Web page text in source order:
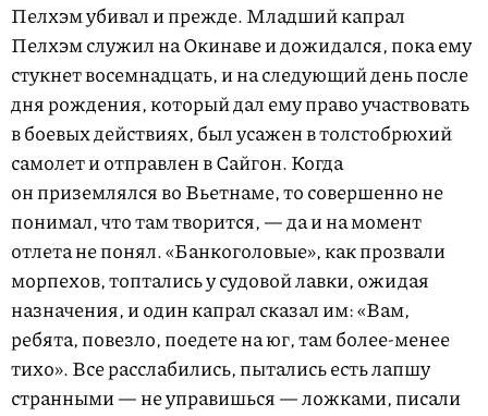
Пелхэм убивал и прежде. Младший капрал
Пелхэм служил на Окинаве и дожидался, пока ему
стукнет восемнадцать, и на следующий день после
дня рождения, который дал ему право участвовать
в боевых действиях, был усажен в толстобрюхий
самолет и отправлен в Сайгон. Когда
он приземлялся во Вьетнаме, то совершенно не
понимал, что там творится, — да и на момент
отлета не понял. «Банкоголовые», как прозвали
морпехов, топтались у судовой лавки, ожидая
назначения, и один капрал сказал им: «Вам,
ребята, повезло, поедете на юг, там более-менее
тихо». Все расслабились, пытались есть лапшу
странными — не управишься — ложками, писали